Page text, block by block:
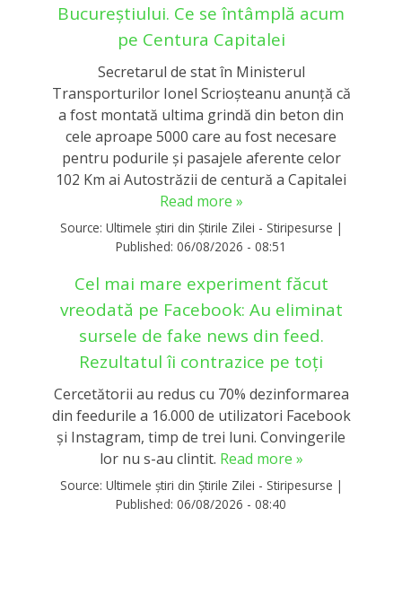
Bucureștiului. Ce se întâmplă acum
pe Centura Capitalei
Secretarul de stat în Ministerul
Transporturilor Ionel Scrioşteanu anunţă că
a fost montată ultima grindă din beton din
cele aproape 5000 care au fost necesare
pentru podurile şi pasajele aferente celor
102 Km ai Autostrăzii de centură a Capitalei
Read more »
Source: Ultimele știri din Știrile Zilei - Stiripesurse |
Published: 06/08/2026 - 08:51
Cel mai mare experiment făcut
vreodată pe Facebook: Au eliminat
sursele de fake news din feed.
Rezultatul îi contrazice pe toți
Cercetătorii au redus cu 70% dezinformarea
din feedurile a 16.000 de utilizatori Facebook
și Instagram, timp de trei luni. Convingerile
lor nu s-au clintit. Read more »
Source: Ultimele știri din Știrile Zilei - Stiripesurse |
Published: 06/08/2026 - 08:40